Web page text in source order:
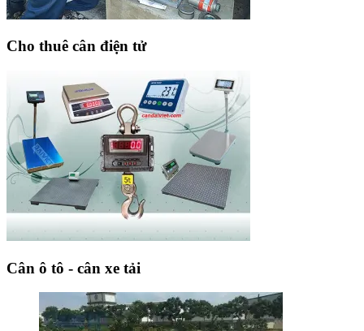
Cho thuê cân điện tử
Cân ô tô - cân xe tải